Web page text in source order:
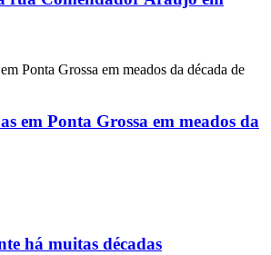
em Ponta Grossa em meados da
há muitas décadas